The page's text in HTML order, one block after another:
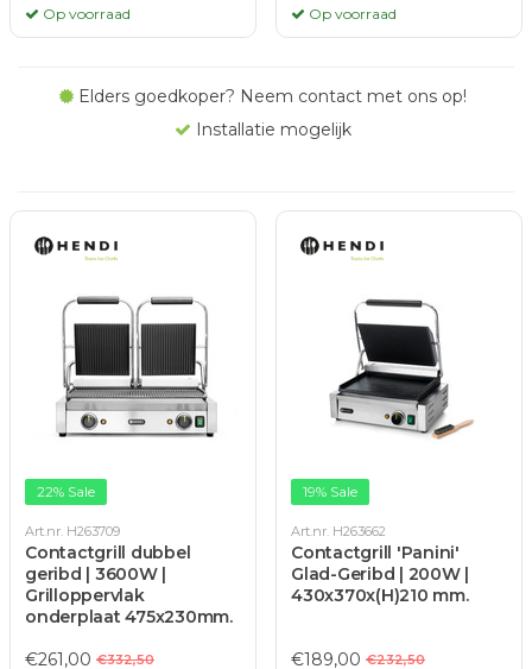
Op voorraad Op voorraad
Elders goedkoper? Neem contact met ons op!
Installatie mogelijk
22% Sale
Art.nr. H263709
Contactgrill dubbel
geribd | 3600W |
Grilloppervlak
onderplaat 475x230mm.
€261,00 €332,50
19% Sale
Art.nr. H263662
Contactgrill 'Panini'
Glad-Geribd | 200W |
430x370x(H)210 mm.
€189,00 €232,50